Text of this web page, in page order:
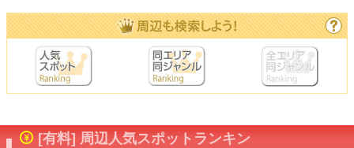
[有料] 周辺人気スポットランキン